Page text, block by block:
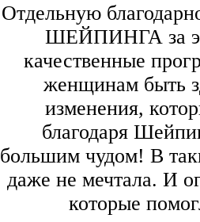
Отдельную
ШЕЙПИНГА за
качественные
женщинам быть
изменения,
благодаря
большим чудом! В
даже не мечтала. И
которые